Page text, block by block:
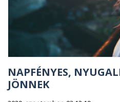
NAPFÉNYES,
JÖNNEK